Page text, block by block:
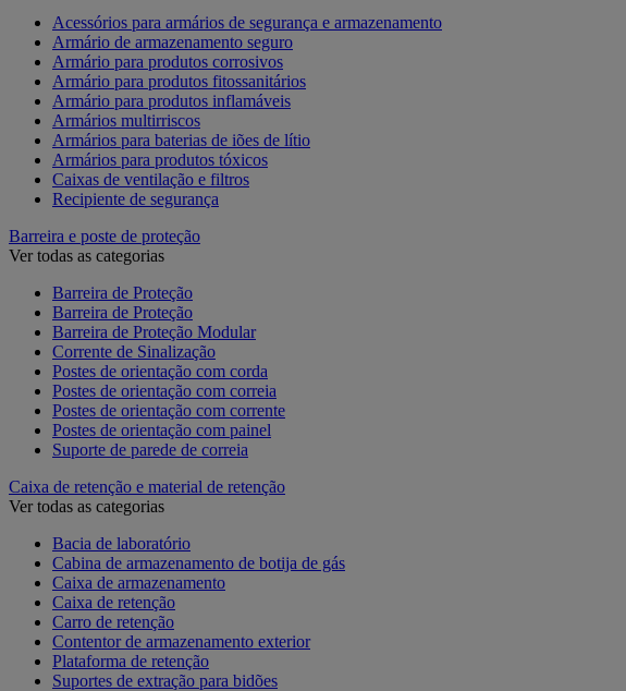
Acessórios para armários de segurança e armazenamento
Armário de armazenamento seguro
Armário para produtos corrosivos
Armário para produtos fitossanitários
Armário para produtos inflamáveis
Armários multirriscos
Armários para baterias de iões de lítio
Armários para produtos tóxicos
Caixas de ventilação e filtros
Recipiente de segurança
Barreira e poste de proteção
Ver todas as categorias
Barreira de Proteção
Barreira de Proteção
Barreira de Proteção Modular
Corrente de Sinalização
Postes de orientação com corda
Postes de orientação com correia
Postes de orientação com corrente
Postes de orientação com painel
Suporte de parede de correia
Caixa de retenção e material de retenção
Ver todas as categorias
Bacia de laboratório
Cabina de armazenamento de botija de gás
Caixa de armazenamento
Caixa de retenção
Carro de retenção
Contentor de armazenamento exterior
Plataforma de retenção
Suportes de extração para bidões